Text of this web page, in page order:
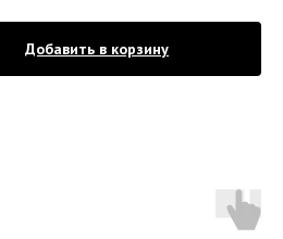
Добавить в корзину